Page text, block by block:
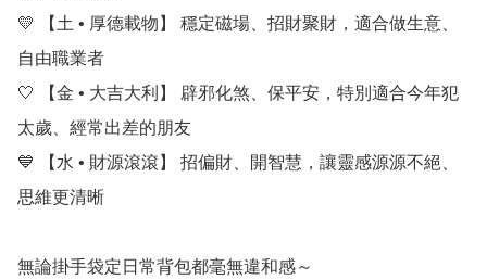
💛 【土 • 厚德載物】 穩定磁場、招財聚財，適合做生意、
自由職業者
🤍 【金 • 大吉大利】 辟邪化煞、保平安，特別適合今年犯
太歲、經常出差的朋友
💙 【水 • 財源滾滾】 招偏財、開智慧，讓靈感源源不絕、
思維更清晰
無論掛手袋定日常背包都毫無違和感～